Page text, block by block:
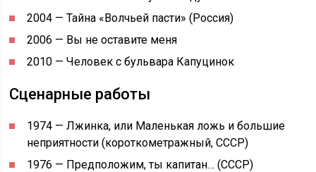
2004 — Тайна «Волчьей пасти» (Россия)
2006 — Вы не оставите меня
2010 — Человек с бульвара Капуцинок
Сценарные работы
1974 — Лжинка, или Маленькая ложь и большие
неприятности (короткометражный, СССР)
1976 — Предположим, ты капитан… (СССР)